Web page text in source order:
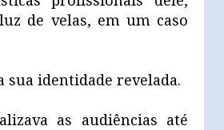
de velas, em um caso
sua identidade revelada.
as audiências até